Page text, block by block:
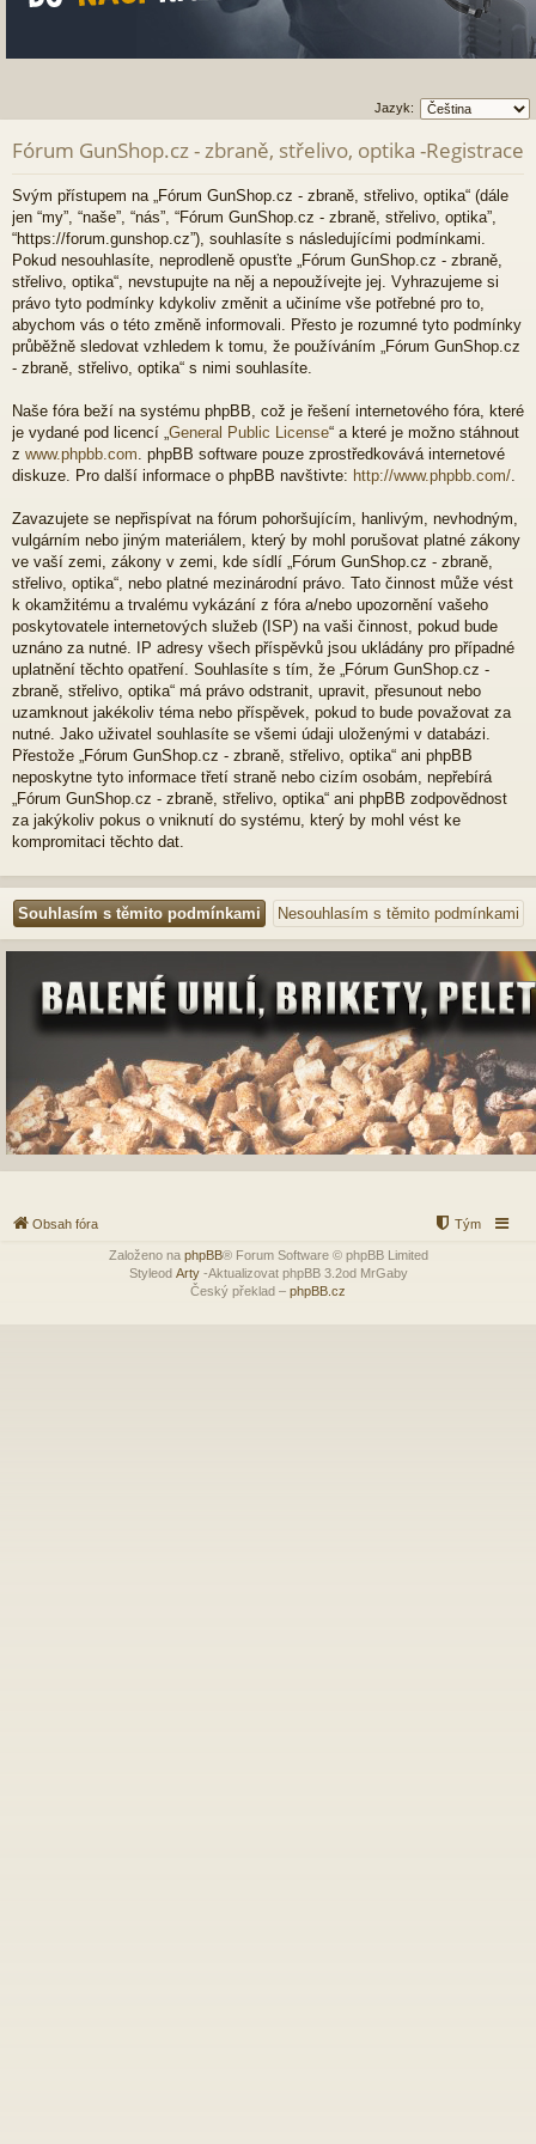
Jazyk:
Fórum GunShop.cz - zbraně, střelivo, optika -Registrace
Svým přístupem na „Fórum GunShop.cz - zbraně, střelivo, optika“ (dále
jen “my”, “naše”, “nás”, “Fórum GunShop.cz - zbraně, střelivo, optika”,
“https://forum.gunshop.cz”), souhlasíte s následujícími podmínkami.
Pokud nesouhlasíte, neprodleně opusťte „Fórum GunShop.cz - zbraně,
střelivo, optika“, nevstupujte na něj a nepoužívejte jej. Vyhrazujeme si
právo tyto podmínky kdykoliv změnit a učiníme vše potřebné pro to,
abychom vás o této změně informovali. Přesto je rozumné tyto podmínky
průběžně sledovat vzhledem k tomu, že používáním „Fórum GunShop.cz
- zbraně, střelivo, optika“ s nimi souhlasíte.
Naše fóra beží na systému phpBB, což je řešení internetového fóra, které
je vydané pod licencí „ General Public License“ a které je možno stáhnout
z www.phpbb.com . phpBB software pouze zprostředkovává internetové
diskuze. Pro další informace o phpBB navštivte: http://www.phpbb.com/
Zavazujete se nepřispívat na fórum pohoršujícím, hanlivým, nevhodným,
vulgárním nebo jiným materiálem, který by mohl porušovat platné zákony
ve vaší zemi, zákony v zemi, kde sídlí „Fórum GunShop.cz - zbraně,
střelivo, optika“, nebo platné mezinárodní právo. Tato činnost může vést
k okamžitému a trvalému vykázání z fóra a/nebo upozornění vašeho
poskytovatele internetových služeb (ISP) na vaši činnost, pokud bude
uznáno za nutné. IP adresy všech příspěvků jsou ukládány pro případné
uplatnění těchto opatření. Souhlasíte s tím, že „Fórum GunShop.cz -
zbraně, střelivo, optika“ má právo odstranit, upravit, přesunout nebo
uzamknout jakékoliv téma nebo příspěvek, pokud to bude považovat za
nutné. Jako uživatel souhlasíte se všemi údaji uloženými v databázi.
Přestože „Fórum GunShop.cz - zbraně, střelivo, optika“ ani phpBB
neposkytne tyto informace třetí straně nebo cizím osobám, nepřebírá
„Fórum GunShop.cz - zbraně, střelivo, optika“ ani phpBB zodpovědnost
za jakýkoliv pokus o vniknutí do systému, který by mohl vést ke
kompromitaci těchto dat.
Obsah fóra Tým
Založeno na phpBB® Forum Software © phpBB Limited
Styleod Arty-Aktualizovat phpBB 3.2od MrGaby
Český překlad – phpBB.cz